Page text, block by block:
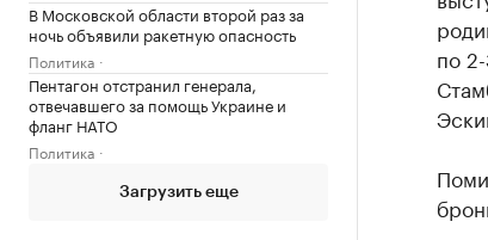
В Московской области второй раз за
ночь объявили ракетную опасность
Политика
Пентагон отстранил генерала,
отвечавшего за помощь Украине и
фланг НАТО
Политика
Загрузить еще
по